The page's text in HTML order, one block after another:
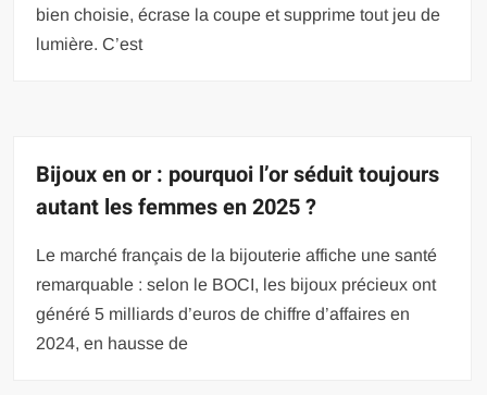
bien choisie, écrase la coupe et supprime tout jeu de
lumière. C’est
Bijoux en or : pourquoi l’or séduit toujours
autant les femmes en 2025 ?
Le marché français de la bijouterie affiche une santé
remarquable : selon le BOCI, les bijoux précieux ont
généré 5 milliards d’euros de chiffre d’affaires en
2024, en hausse de